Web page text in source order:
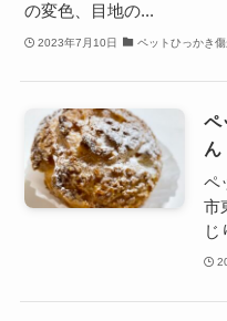
の変色、目地の...
2023年7月10日 ペットひっかき
ペ
ペ
市
じ